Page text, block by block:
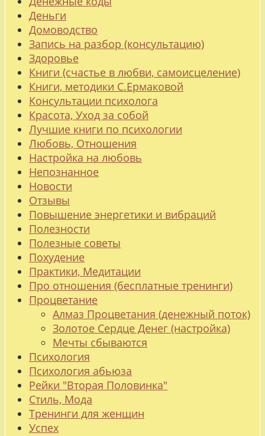
Деньги
Домоводство
Запись на разбор (консультацию)
Здоровье
Книги (счастье в любви, самоисцеление)
Книги, методики С.Ермаковой
Консультации психолога
Красота, Уход за собой
Лучшие книги по психологии
Любовь, Отношения
Настройка на любовь
Непознанное
Новости
Отзывы
Повышение энергетики и вибраций
Полезности
Полезные советы
Похудение
Практики, Медитации
Про отношения (бесплатные тренинги)
Процветание
Алмаз Процветания (денежный поток)
Золотое Сердце Денег (настройка)
Мечты сбываются
Психология
Психология абьюза
Рейки "Вторая Половинка"
Стиль, Мода
Тренинги для женщин
Успех